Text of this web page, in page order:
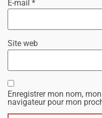
E-mail *
Site web
Enregistrer mon nom,
navigateur pour mon